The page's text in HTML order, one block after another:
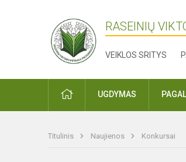
RASEINIŲ
VEIKLOS SRITYS
PRADŽIAUGDYMAS
Titulinis Naujienos Konkursai